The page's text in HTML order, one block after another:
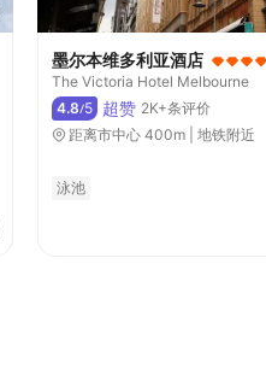
墨尔本维多利亚酒店
The Victoria Hotel Melbourne
4.8/5 超赞 2K+条评价
距离市中心 400m | 地铁附近
泳池